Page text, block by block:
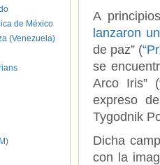
A
lanzaron
de paz” (
se
Arco Iris”
expreso
Tygodnik
Dicha
con la
de México
(Venezuela)